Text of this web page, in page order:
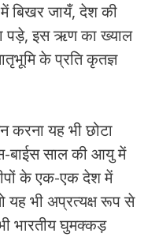
बिखर जायँ, देश की
पड़े, इस ऋण का ख्‍याल
के प्रति कृतज्ञ
करना यह भी छोटा
बाईस साल की आयु में
के एक-एक देश में
यह भी अप्रत्‍यक्ष रूप से
भारतीय घुमक्कड़